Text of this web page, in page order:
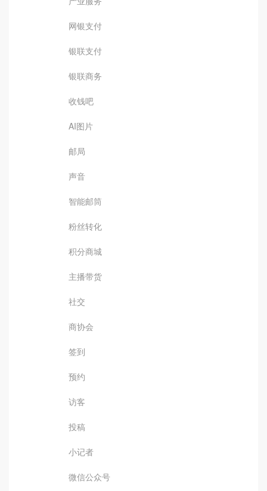
网银支付
银联支付
银联商务
收钱吧
AI图片
邮局
声音
智能邮筒
粉丝转化
积分商城
主播带货
社交
商协会
签到
预约
访客
投稿
小记者
微信公众号